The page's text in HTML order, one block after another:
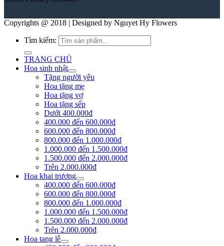
Copyrights @ 2018 | Designed by Nguyet Hy Flowers
Tìm kiếm:
TRANG CHỦ
Hoa sinh nhật
Tặng người yêu
Hoa tặng mẹ
Hoa tặng vợ
Hoa tặng sếp
Dưới 400.000đ
400.000 đến 600.000đ
600.000 đến 800.000đ
800.000 đến 1.000.000đ
1.000.000 đến 1.500.000đ
1.500.000 đến 2.000.000đ
Trên 2.000.000đ
Hoa khai trương
400.000 đến 600.000đ
600.000 đến 800.000đ
800.000 đến 1.000.000đ
1.000.000 đến 1.500.000đ
1.500.000 đến 2.000.000đ
Trên 2.000.000đ
Hoa tang lễ